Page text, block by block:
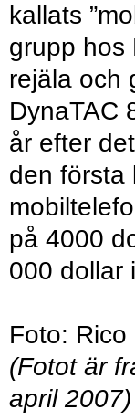
kallats
grupp hos
rejäla och
DynaTAC
år efter
den första
på 4000
000 dollar
Foto: Rico
(Fotot är
april 2007)